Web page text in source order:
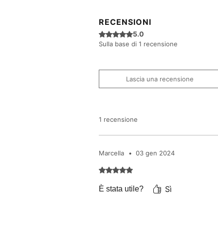
RECENSIONI
Valutazione 5 stelle su 5.
5.0
Sulla base di 1 recensione
Lascia una recensione
1 recensione
Marcella • 03 gen 2024
Valutazione 5 stelle su 5.
È stata utile? Sì